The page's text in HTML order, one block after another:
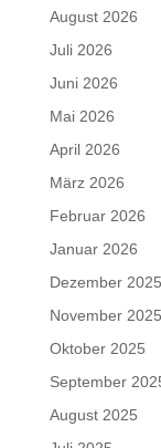
August 2026
Juli 2026
Juni 2026
Mai 2026
April 2026
März 2026
Februar 2026
Januar 2026
Dezember 2025
November 2025
Oktober 2025
September
August 2025